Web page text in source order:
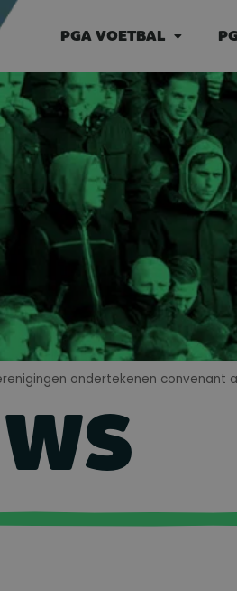
PGA VOETBAL
ondertekenen convenant